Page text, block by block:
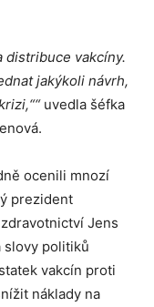
distribuce vakcíny.
jakýkoli návrh,
uvedla šéfka
ocenili mnozí
prezident
Jens
slovy politiků
vakcín proti
náklady na